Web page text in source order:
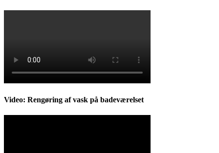
Video: Rengøring af vask på badeværelset